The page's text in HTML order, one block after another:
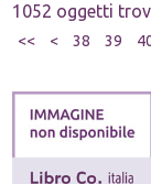
1052 oggetti
<< < 38 39